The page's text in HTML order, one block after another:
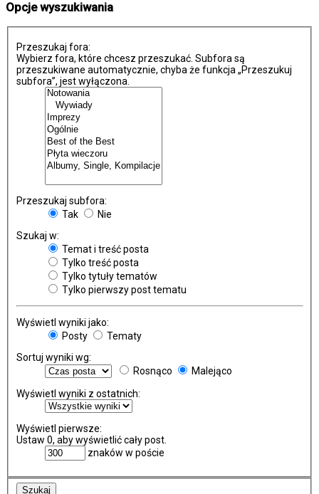
Opcje wyszukiwania
Przeszukaj fora:
Wybierz fora, które chcesz przeszukać. Subfora są
przeszukiwane automatycznie, chyba że funkcja „Przeszukuj
subfora”, jest wyłączona.
Przeszukaj subfora:
Tak
Nie
Szukaj w:
Temat i treść posta
Tylko treść posta
Tylko tytuły tematów
Tylko pierwszy post tematu
Wyświetl wyniki jako:
Posty
Tematy
Sortuj wyniki wg:
Rosnąco
Malejąco
Wyświetl wyniki z ostatnich:
Wyświetl pierwsze:
Ustaw 0, aby wyświetlić cały post.
znaków w poście